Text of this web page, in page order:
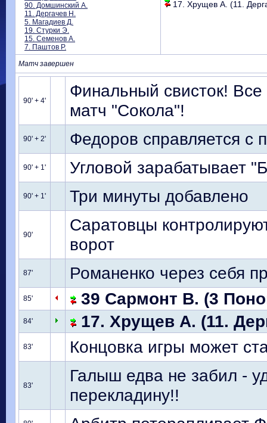
90. Домшинский А.
11. Дергачев Н.
5. Магадиев Д.
19. Стурки Э.
15. Семенов А.
7. Паштов Р.
17. Хрущев А. (11.
Матч завершен
90' + 4'
Финальный свисток!
матч "Сокола"!
90' + 2' Федоров справляется с
90' + 1' Угловой зарабатывает
90' + 1' Три минуты добавлено
90'
Саратовцы
ворот
87' Романенко через себя
85' 39 Сармонт В. (3
84' 17. Хрущев А. (11.
83' Концовка игры может
83'
Галыш едва не забил -
перекладину!!